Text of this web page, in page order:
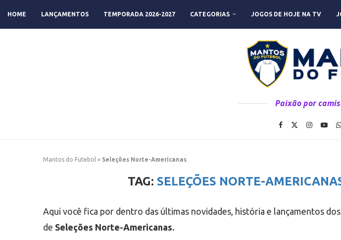
HOME LANÇAMENTOS TEMPORADA 2026-2027 CATEGORIAS JOGOS DE HOJE NA TV
Paixão por
Mantos do Futebol » Seleções Norte-Americanas
TAG: SELEÇÕES NORTE-
Aqui você fica por dentro das últimas novidades, história e lançamentos
de Seleções Norte-Americanas.